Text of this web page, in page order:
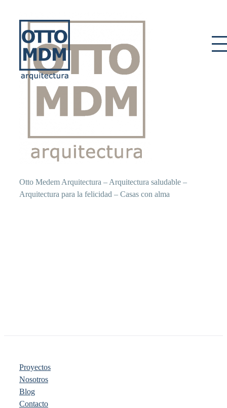
content
Otto Medem Arquitectura – Arquitectura saludable –
Arquitectura para la felicidad – Casas con alma
Proyectos
Nosotros
Blog
Contacto